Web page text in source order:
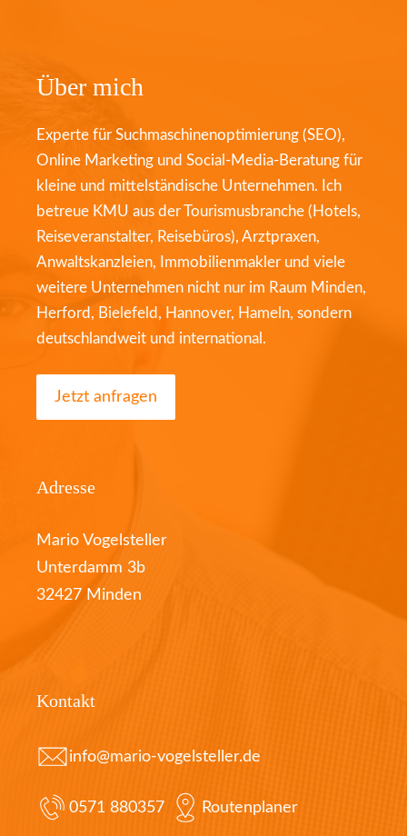
Über mich
Experte für Suchmaschinenoptimierung (SEO),
Online Marketing und Social-Media-Beratung für
kleine und mittelständische Unternehmen. Ich
betreue KMU aus der Tourismusbranche (Hotels,
Reiseveranstalter, Reisebüros), Arztpraxen,
Anwaltskanzleien, Immobilienmakler und viele
weitere Unternehmen nicht nur im Raum Minden,
Herford, Bielefeld, Hannover, Hameln, sondern
deutschlandweit und international.
Jetzt anfragen
Adresse
Mario Vogelsteller
Unterdamm 3b
32427 Minden
Kontakt
info@mario-vogelsteller.de
0571 880357 Routenplaner